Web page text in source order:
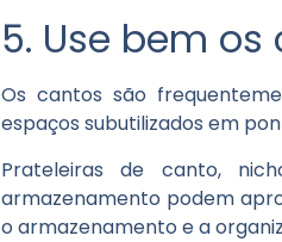
5. Use bem
Os cantos são
espaços subutilizados em
Prateleiras de canto,
armazenamento podem
o armazenamento e a